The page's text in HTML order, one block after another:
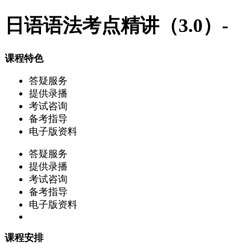
日语语法考点精讲（3.0）
课程特色
答疑服务
提供录播
考试咨询
备考指导
电子版资料
答疑服务
提供录播
考试咨询
备考指导
电子版资料
课程安排